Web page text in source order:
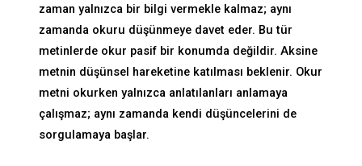
zaman yalnızca bir bilgi vermekle kalmaz; aynı
zamanda okuru düşünmeye davet eder. Bu tür
metinlerde okur pasif bir konumda değildir. Aksine
metnin düşünsel hareketine katılması beklenir. Okur
metni okurken yalnızca anlatılanları anlamaya
çalışmaz; aynı zamanda kendi düşüncelerini de
sorgulamaya başlar.